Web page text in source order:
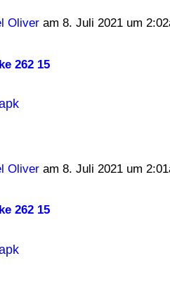
Oliveram 8. Juli 2021 um
262 15
Oliveram 8. Juli 2021 um
262 15